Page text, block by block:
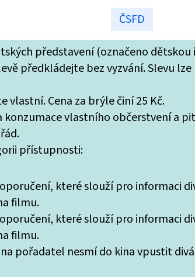
představení (označeno dětskou
předkládejte bez vyzvání. Slevu
Cena za brýle činí 25 Kč.
konzumace vlastního občerstvení a
přístupnosti:
které slouží pro informaci
filmu.
které slouží pro informaci
filmu.
pořadatel nesmí do kina vpustit
ČSFD